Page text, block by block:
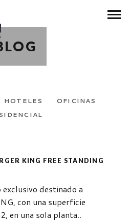
HOTELES
OFICINAS
KING FREE STANDING
destinado a
con una superficie
en una sola planta..